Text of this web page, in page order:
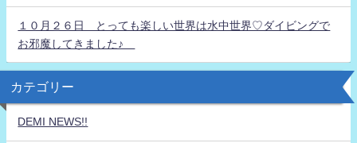
１０月２６日 とっても楽しい世界は水中世界♡ダイビングで
お邪魔してきました♪
カテゴリー
DEMI NEWS!!